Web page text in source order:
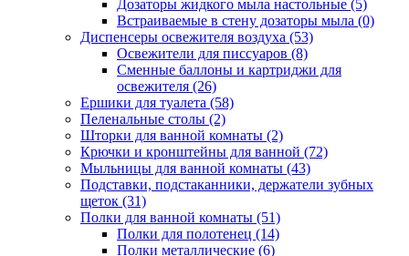
Дозаторы жидкого мыла настольные (5)
Встраиваемые в стену дозаторы мыла (0)
Диспенсеры освежителя воздуха (53)
Освежители для писсуаров (8)
Сменные баллоны и картриджи для
освежителя (26)
Ершики для туалета (58)
Пеленальные столы (2)
Шторки для ванной комнаты (2)
Крючки и кронштейны для ванной (72)
Мыльницы для ванной комнаты (43)
Подставки, подстаканники, держатели зубных
щеток (31)
Полки для ванной комнаты (51)
Полки для полотенец (14)
Полки металлические (6)